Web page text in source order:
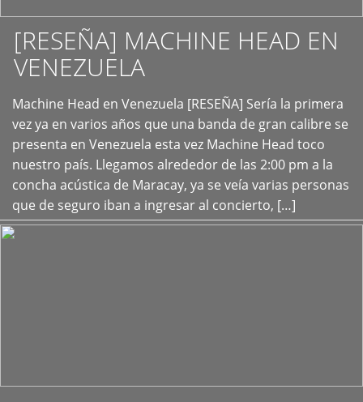
[RESEÑA] MACHINE HEAD EN
VENEZUELA
Machine Head en Venezuela [RESEÑA] Sería la primera
vez ya en varios años que una banda de gran calibre se
presenta en Venezuela esta vez Machine Head toco
nuestro país. Llegamos alrededor de las 2:00 pm a la
concha acústica de Maracay, ya se veía varias personas
que de seguro iban a ingresar al concierto, […]
+